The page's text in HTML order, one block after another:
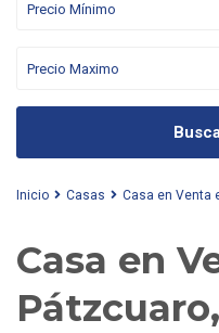
Inicio Casas Casa en Venta
Casa en